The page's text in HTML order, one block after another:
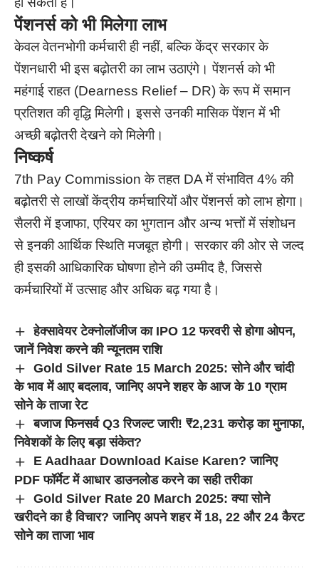
पेंशनर्स को भी मिलेगा लाभ
केवल वेतनभोगी कर्मचारी ही नहीं, बल्कि केंद्र सरकार के
पेंशनधारी भी इस बढ़ोतरी का लाभ उठाएंगे। पेंशनर्स को भी
महंगाई राहत (Dearness Relief – DR) के रूप में समान
प्रतिशत की वृद्धि मिलेगी। इससे उनकी मासिक पेंशन में भी
अच्छी बढ़ोतरी देखने को मिलेगी।
निष्कर्ष
7th Pay Commission के तहत DA में संभावित 4% की
बढ़ोतरी से लाखों केंद्रीय कर्मचारियों और पेंशनर्स को लाभ होगा।
सैलरी में इजाफा, एरियर का भुगतान और अन्य भत्तों में संशोधन
से इनकी आर्थिक स्थिति मजबूत होगी। सरकार की ओर से जल्द
ही इसकी आधिकारिक घोषणा होने की उम्मीद है, जिससे
कर्मचारियों में उत्साह और अधिक बढ़ गया है।
हेक्सावेयर टेक्नोलॉजीज का IPO 12 फरवरी से होगा ओपन,
जानें निवेश करने की न्यूनतम राशि
Gold Silver Rate 15 March 2025: सोने और चांदी
के भाव में आए बदलाव, जानिए अपने शहर के आज के 10 ग्राम
सोने के ताजा रेट
बजाज फिनसर्व Q3 रिजल्ट जारी! ₹2,231 करोड़ का मुनाफा,
निवेशकों के लिए बड़ा संकेत?
E Aadhaar Download Kaise Karen? जानिए
PDF फॉर्मेट में आधार डाउनलोड करने का सही तरीका
Gold Silver Rate 20 March 2025: क्या सोने
खरीदने का है विचार? जानिए अपने शहर में 18, 22 और 24 कैरट
सोने का ताजा भाव